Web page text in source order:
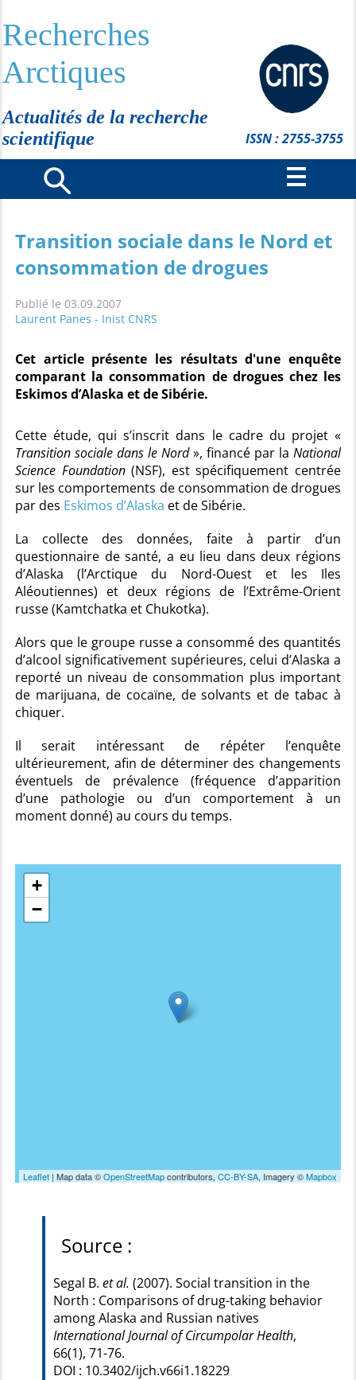
Recherches
Arctiques
Actualités de la recherche
scientifique
ISSN : 2755-3755
Transition sociale dans le Nord et
consommation de drogues
Publié le 03.09.2007
Laurent Panes - Inist CNRS
Cet article présente les résultats d'une enquête
comparant la consommation de drogues chez les
Eskimos d’Alaska et de Sibérie.
Cette étude, qui s’inscrit dans le cadre du projet «
Transition sociale dans le Nord», financé par la National
Science Foundation(NSF), est spécifiquement centrée
sur les comportements de consommation de drogues
par des Eskimos d’Alaska et de Sibérie.
La collecte des données, faite à partir d’un
questionnaire de santé, a eu lieu dans deux régions
d’Alaska (l’Arctique du Nord-Ouest et les Iles
Aléoutiennes) et deux régions de l’Extrême-Orient
russe (Kamtchatka et Chukotka).
Alors que le groupe russe a consommé des quantités
d’alcool significativement supérieures, celui d’Alaska a
reporté un niveau de consommation plus important
de marijuana, de cocaïne, de solvants et de tabac à
chiquer.
Il serait intéressant de répéter l’enquête
ultérieurement, afin de déterminer des changements
éventuels de prévalence (fréquence d’apparition
d’une pathologie ou d’un comportement à un
moment donné) au cours du temps.
+
−
Leaflet | Map data ©OpenStreetMapcontributors, CC-BY-SA, Imagery ©Mapbox
Source :
Segal B. et al. (2007). Social transition in the
North : Comparisons of drug-taking behavior
among Alaska and Russian natives
International Journal of Circumpolar Health,
66(1), 71-76.
DOI : 10.3402/ijch.v66i1.18229